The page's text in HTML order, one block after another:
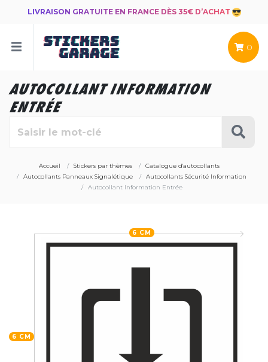
LIVRAISON GRATUITE EN FRANCE DÈS 35€ D’ACHAT
0
AUTOCOLLANT INFORMATION
ENTRÉE
Accueil Stickers par thèmes
Catalogue d'autocollants
Autocollants Panneaux Signalétique
Autocollants Sécurité Information
Autocollant Information Entrée
6 CM
6 CM